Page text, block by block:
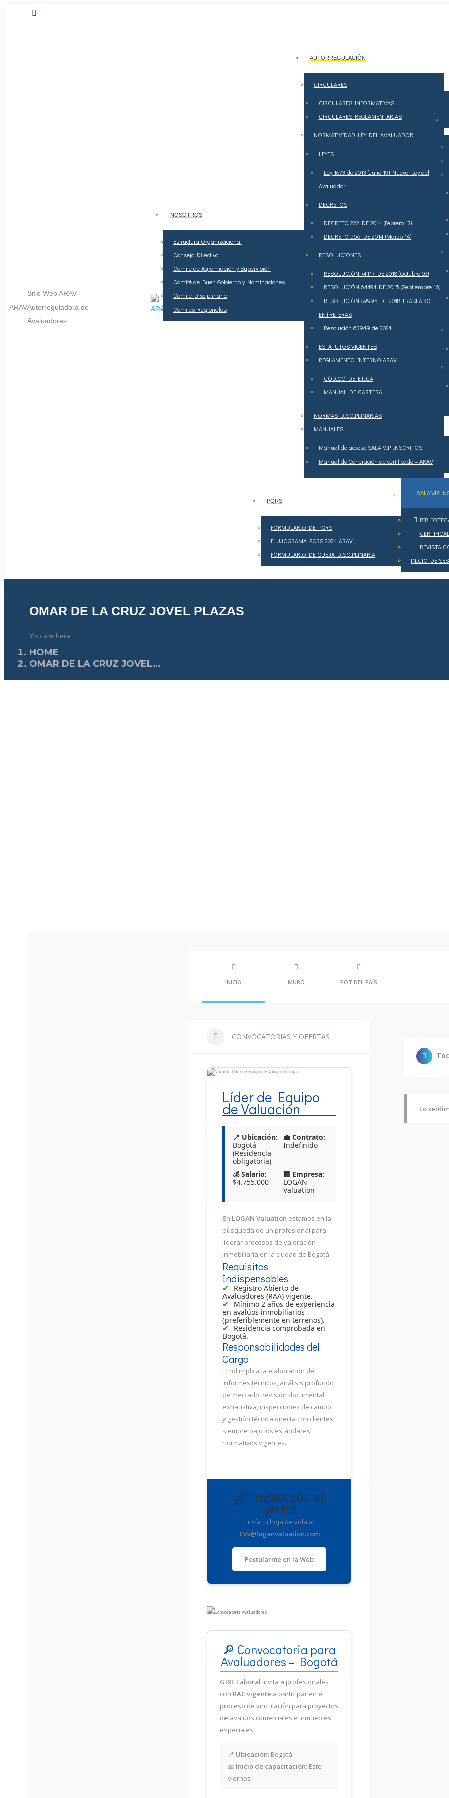
ARAV
Sitio Web ARAV –
Autorreguladora de
Avaluadores
NOSOTROS
Estructura Organizacional
Consejo Directivo
Comité de Agremiación y Supervisión
Comité de Buen Gobierno y Nominaciones
Comité Disciplinario
Comités Regionales
AUTORREGULACIÓN
CIRCULARES
CIRCULARES INFORMATIVAS
CIRCULARES REGLAMENTARIAS
NORMATIVIDAD LEY DEL AVALUADOR
LEYES
Ley 1673 de 2013 (Julio 19) Nueva Ley del
Avaluador
DECRETOS
DECRETO 222 DE 2014 (Febrero 12)
DECRETO 556 DE 2014 (Marzo 14)
RESOLUCIONES
RESOLUCIÓN 74117 DE 2018 (Octubre 03)
RESOLUCIÓN 64191 DE 2015 (Septiembre 16)
RESOLUCIÓN 89995 DE 2018 TRASLADO
ENTRE ERAS
Resolución 63949 de 2021
ESTATUTOS VIGENTES
REGLAMENTO INTERNO ARAV
CÓDIGO DE ETICA
MANUAL DE CARTERA
NORMAS DISCIPLINARIAS
MANUALES
Manual de acceso SALA VIP INSCRITOS
Manual de Generación de certificado – ARAV
PQRS
FORMULARIO DE PQRS
FLUJOGRAMA PQRS 2024 ARAV
FORMULARIO DE QUEJA DISCIPLINARIA
SALA VIP
REVISTA
INICIO DE
OMAR DE LA CRUZ JOVEL PLAZAS
You are here:
HOME
OMAR DE LA CRUZ JOVEL…
INICIO MURO POT DEL PAÍS
Lo
CONVOCATORIAS Y OFERTAS
Líder de Equipo
de Valuación
📍 Ubicación:
Bogotá
(Residencia
obligatoria)
💼 Contrato:
Indefinido
💰 Salario:
$4.755.000
🏢 Empresa:
LOGAN
Valuation
En LOGAN Valuation estamos en la
búsqueda de un profesional para
liderar procesos de valoración
inmobiliaria en la ciudad de Bogotá.
Requisitos
Indispensables
Registro Abierto de
Avaluadores (RAA) vigente.
Mínimo 2 años de experiencia
en avalúos inmobiliarios
(preferiblemente en terrenos).
Residencia comprobada en
Bogotá.
Responsabilidades del
Cargo
El rol implica la elaboración de
informes técnicos, análisis profundo
de mercado, revisión documental
exhaustiva, inspecciones de campo
y gestión técnica directa con clientes,
siempre bajo los estándares
normativos vigentes.
¿Cumples con el
perfil?
Envía tu hoja de vida a:
CVs@loganvaluation.com
Postularme en la Web
🔎 Convocatoria para
Avaluadores – Bogotá
GIRE Laboral invita a profesionales
con RAC vigente a participar en el
proceso de vinculación para proyectos
de avalúos comerciales e inmuebles
especiales.
📍 Ubicación: Bogotá
📅 Inicio de capacitación: Este
viernes